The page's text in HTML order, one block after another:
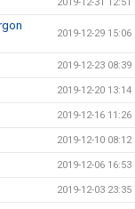
2019-12-29 15:06
2019-12-23 08:39
2019-12-20 13:14
2019-12-16 11:26
2019-12-10 08:12
2019-12-06 16:53
2019-12-03 23:35